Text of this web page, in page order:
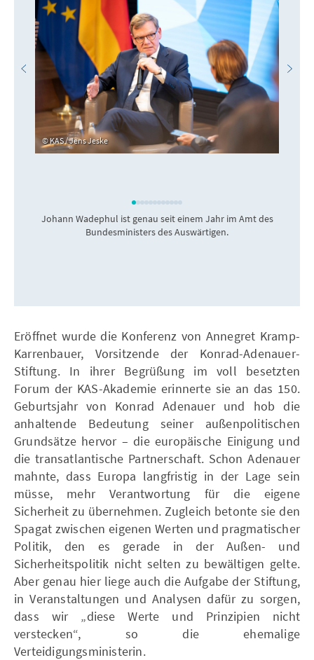
KAS / Jens Jeske
Johann Wadephul ist genau seit einem Jahr im Amt des
Bundesministers des Auswärtigen.
Eröffnet wurde die Konferenz von Annegret Kramp-
Karrenbauer, Vorsitzende der Konrad-Adenauer-
Stiftung. In ihrer Begrüßung im voll besetzten
Forum der KAS-Akademie erinnerte sie an das 150.
Geburtsjahr von Konrad Adenauer und hob die
anhaltende Bedeutung seiner außenpolitischen
Grundsätze hervor – die europäische Einigung und
die transatlantische Partnerschaft. Schon Adenauer
mahnte, dass Europa langfristig in der Lage sein
müsse, mehr Verantwortung für die eigene
Sicherheit zu übernehmen. Zugleich betonte sie den
Spagat zwischen eigenen Werten und pragmatischer
Politik, den es gerade in der Außen- und
Sicherheitspolitik nicht selten zu bewältigen gelte.
Aber genau hier liege auch die Aufgabe der Stiftung,
in Veranstaltungen und Analysen dafür zu sorgen,
dass wir „diese Werte und Prinzipien nicht
verstecken“, so die ehemalige
Verteidigungsministerin.